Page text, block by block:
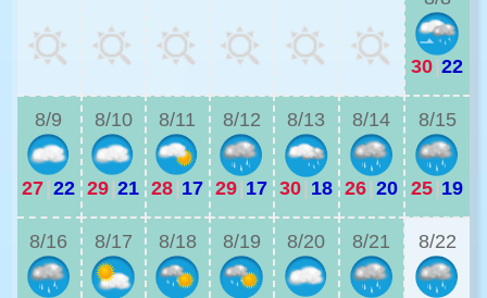
30 22
8/9
27 22
8/10
29 21
8/11
28 17
8/12
29 17
8/13
30 18
8/14
26 20
8/15
25 19
8/16 8/17 8/18 8/19 8/20 8/21 8/22